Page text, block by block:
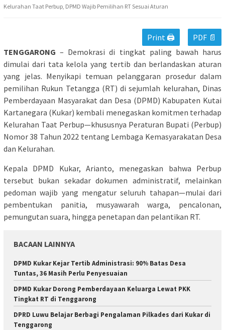
Kelurahan Taat Perbup, DPMD Wajib Pemilihan RT Sesuai Aturan
Print 🖨
PDF 📄
TENGGARONG – Demokrasi di tingkat paling bawah harus
dimulai dari tata kelola yang tertib dan berlandaskan aturan
yang jelas. Menyikapi temuan pelanggaran prosedur dalam
pemilihan Rukun Tetangga (RT) di sejumlah kelurahan, Dinas
Pemberdayaan Masyarakat dan Desa (DPMD) Kabupaten Kutai
Kartanegara (Kukar) kembali menegaskan komitmen terhadap
Kelurahan Taat Perbup—khususnya Peraturan Bupati (Perbup)
Nomor 38 Tahun 2022 tentang Lembaga Kemasyarakatan Desa
dan Kelurahan.
Kepala DPMD Kukar, Arianto, menegaskan bahwa Perbup
tersebut bukan sekadar dokumen administratif, melainkan
pedoman wajib yang mengatur seluruh tahapan—mulai dari
pembentukan panitia, musyawarah warga, pencalonan,
pemungutan suara, hingga penetapan dan pelantikan RT.
BACAAN LAINNYA
DPMD Kukar Kejar Tertib Administrasi: 90% Batas Desa
Tuntas, 36 Masih Perlu Penyesuaian
DPMD Kukar Dorong Pemberdayaan Keluarga Lewat PKK
Tingkat RT di Tenggarong
DPRD Luwu Belajar Berbagi Pengalaman Pilkades dari Kukar di
Tenggarong